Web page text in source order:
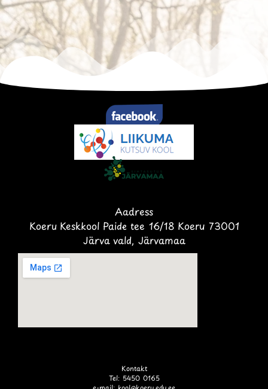
Aadress
Koeru Keskkool Paide tee 16/18 Koeru 73001
Järva vald, Järvamaa
Kontakt
Tel: 5450 0165